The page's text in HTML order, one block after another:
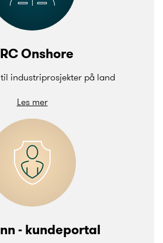
Onshore
industriprosjekter på land
Les mer
- kundeportal